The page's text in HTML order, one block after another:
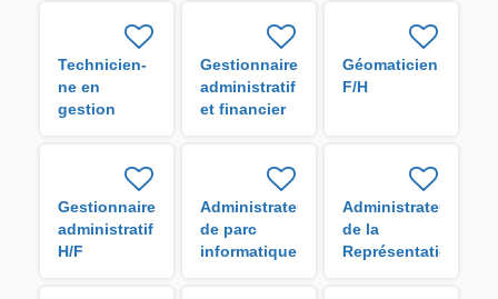
Technicien-
ne en
gestion
Gestionnaire
administratif
et financier
Géomaticien
F/H
Gestionnaire
administratif
H/F
Administrateur
de parc
informatique
Administrateur
de la
Représentation